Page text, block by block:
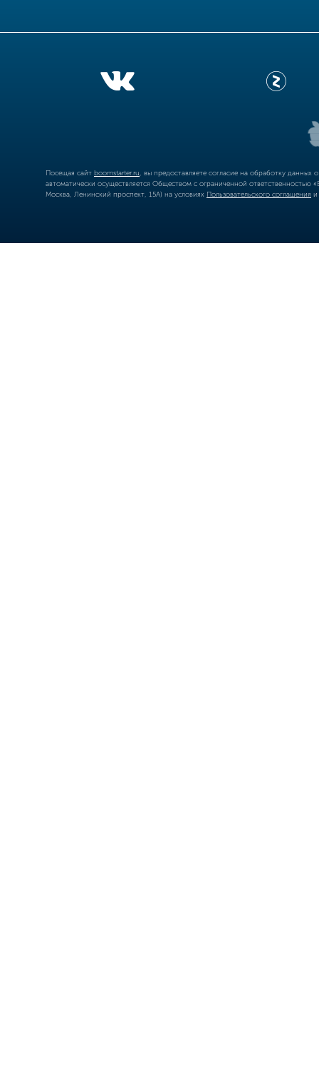
Посещая сайт boomstarter.ru , вы предоставляете согласие на обработку
автоматически осуществляется Обществом с ограниченной
Москва, Ленинский проспект, 15А) на условиях Пользовательского соглашения и